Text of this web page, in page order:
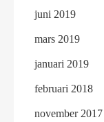
juni 2019
mars 2019
januari 2019
februari 2018
november 2017